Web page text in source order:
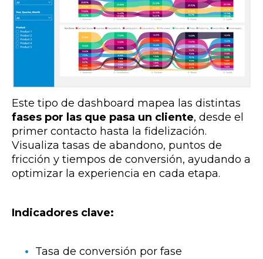
Este tipo de dashboard mapea las distintas
fases por las que pasa un cliente, desde el
primer contacto hasta la fidelización.
Visualiza tasas de abandono, puntos de
fricción y tiempos de conversión, ayudando a
optimizar la experiencia en cada etapa.
Indicadores clave:
Tasa de conversión por fase